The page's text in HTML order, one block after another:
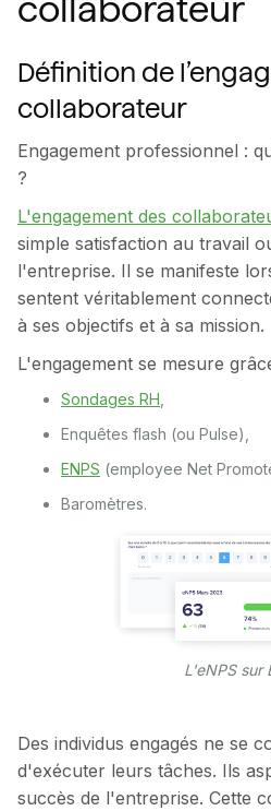
collaborateur
Définition de
collaborateur
Engagement professionnel :
?
L'engagement des
simple satisfaction au travail
l'entreprise. Il se manifeste
sentent véritablement
à ses objectifs et à sa mission.
L'engagement se mesure
Sondages RH
Enquêtes flash (ou Pulse),
ENPS (employee Net
Baromètres.
L'eNPS sur
Des individus engagés ne se
d'exécuter leurs tâches. Ils
succès de l'entreprise. Cette